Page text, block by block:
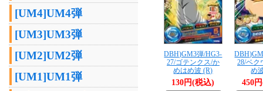
[UM4]UM4弾
[UM3]UM3弾
[UM2]UM2弾
[UM1]UM1弾
DBH)GM3弾/HG3-
27/ゴテンクス/か
めはめ波 (R)
130円(税込)
28/ベク
め
450